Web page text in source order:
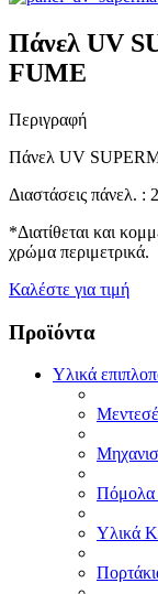
Πάνελ UV
FUME
Περιγραφή
Πάνελ UV
Διαστάσεις πάνελ.
*Διατίθεται και
χρώμα περιμετρικά.
Καλέστε για τιμή
Προϊόντα
Υλικά
Πόμολα
Υλικά